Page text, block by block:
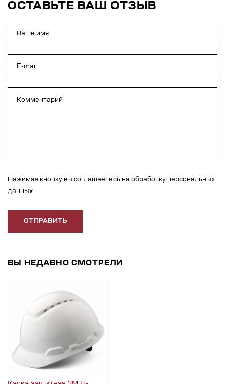
ОСТАВЬТЕ ВАШ ОТЗЫВ
Нажимая кнопку вы соглашаетесь на обработку персональных
данных
ОТПРАВИТЬ
ВЫ НЕДАВНО СМОТРЕЛИ